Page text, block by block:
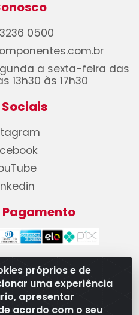
próprios e de
uma experiência
apresentar
acordo com o seu
0500
a sexta-feira das
13h30 às 17h30
Sociais
Pagamento
LTDA - CNPJ
do Níquel, 667 - Parque
GO - CEP 74375-660